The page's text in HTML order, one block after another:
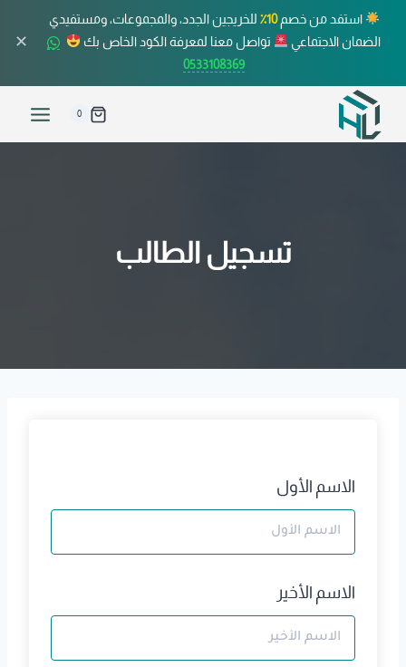
استفد من خصم10٪
للخريجين الجدد، والمجموعات، ومستفيدي
الضمان الاجتماعي
تواصل معنا لمعرفة الكود الخاص بك
0533108369
✕
0
تسجيل الطالب
الاسم الأول
الاسم الأخير